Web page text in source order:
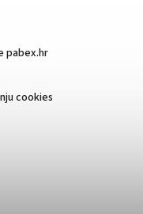
pabex.hr
cookies